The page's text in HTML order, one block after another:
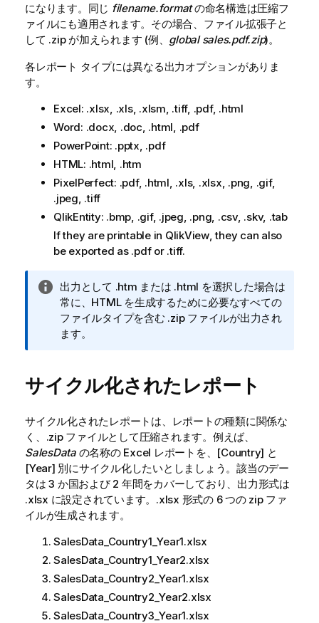
になります。同じ filename.formatの命名構造は圧縮フ
ァイルにも適用されます。その場合、ファイル拡張子と
して .zipが加えられます (例、 global sales.pdf.zip)。
各レポート タイプには異なる出力オプションがありま
す。
Excel: .xlsx, .xls, .xlsm, .tiff, .pdf, .html
Word: .docx, .doc, .html, .pdf
PowerPoint: .pptx, .pdf
HTML: .html, .htm
PixelPerfect: .pdf, .html, .xls, .xlsx, .png, .gif,
.jpeg, .tiff
QlikEntity: .bmp, .gif, .jpeg, .png, .csv, .skv, .tab
If they are printable in QlikView, they can also
be exported as .pdfor .tiff.
情
報
メ
モ
出力として .htm または .html を選択した場合は
常に、HTML を生成するために必要なすべての
ファイルタイプを含む .zipファイルが出力され
ます。
サイクル化されたレポート
サイクル化されたレポートは、レポートの種類に関係な
く、 .zipファイルとして圧縮されます。例えば、
SalesDataの名称の Excel レポートを、[Country] と
[Year] 別にサイクル化したいとしましょう。該当のデー
タは 3 か国および 2 年間をカバーしており、出力形式は
.xlsx に設定されています。 .xlsx 形式の 6 つの zipファ
イルが生成されます。
SalesData_Country1_Year1.xlsx
SalesData_Country1_Year2.xlsx
SalesData_Country2_Year1.xlsx
SalesData_Country2_Year2.xlsx
SalesData_Country3_Year1.xlsx